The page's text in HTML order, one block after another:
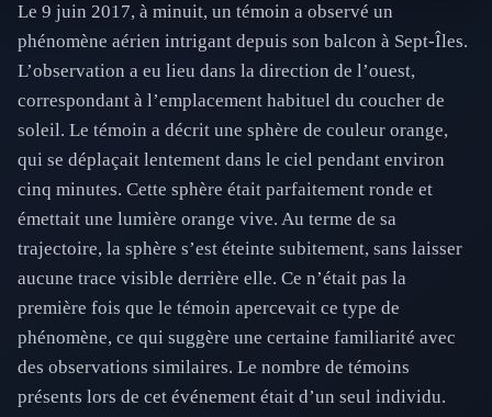
Le 9 juin 2017, à minuit, un témoin a observé un
phénomène aérien intrigant depuis son balcon à Sept-Îles.
L’observation a eu lieu dans la direction de l’ouest,
correspondant à l’emplacement habituel du coucher de
soleil. Le témoin a décrit une sphère de couleur orange,
qui se déplaçait lentement dans le ciel pendant environ
cinq minutes. Cette sphère était parfaitement ronde et
émettait une lumière orange vive. Au terme de sa
trajectoire, la sphère s’est éteinte subitement, sans laisser
aucune trace visible derrière elle. Ce n’était pas la
première fois que le témoin apercevait ce type de
phénomène, ce qui suggère une certaine familiarité avec
des observations similaires. Le nombre de témoins
présents lors de cet événement était d’un seul individu.